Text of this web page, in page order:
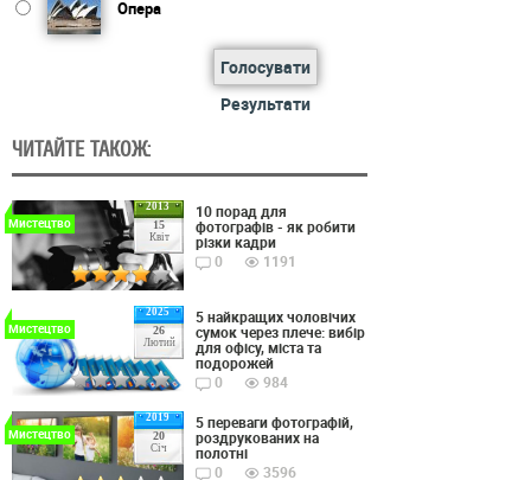
Опера
Голосувати
Результати
ЧИТАЙТЕ ТАКОЖ:
2013
15
Квіт
Мистецтво
10 порад для
фотографів - як робити
різки кадри
0
1191
2025
26
Лютий
Мистецтво
5 найкращих чоловічих
сумок через плече: вибір
для офісу, міста та
подорожей
0
984
2019
20
Січ
Мистецтво
5 переваги фотографій,
роздрукованих на
полотні
0
3596